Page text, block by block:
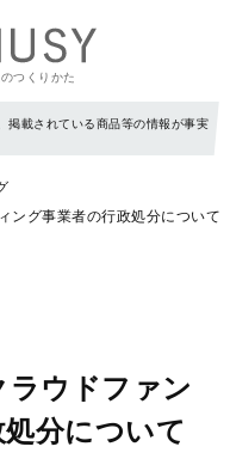
つくりかた
掲載されている商品等の情報が事実
ング事業者の行政処分について
ラウドファン
分について